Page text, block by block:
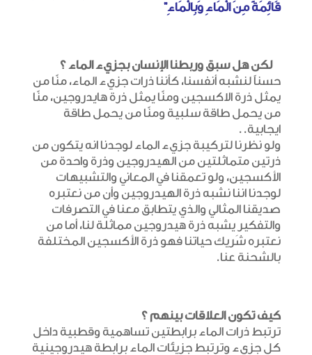
قَائِمَةً مِنَ الْمَاءِ وَبِالْمَاءِ”
لكن هل سبق وربطنا الإنسانبجزيءالماء ؟
حسناً لنشبه أنفسنا، كأننا ذرات جزيء الماء، منّا من
يمثل ذرة الاكسجين ومنّا يمثل ذرة هايدروجين، منّا
من يحمل طاقة سلبية ومنّا من يحمل طاقة
ايجابية..
ولو نظرنا لتركيبة جزيء الماء لوجدنا انه يتكون من
ذرتين متماثلتين من الهيدروجين وذرة واحدة من
الأكسجين، ولو تعمقنا في المعاني والتشبيهات
لوجدنا اننا نشبه ذرة الهيدروجين وأن من نعتبره
صديقنا المثالي والذي يتطابق معنا في التصرفات
والتفكير يشبه ذرة هيدروجين مماثلة لنا، أما من
نعتبره شَريك حياتنا فهو ذرة الأكسجين المختلفة
بالشحنة عنا.
كيف تكون العلاقات بينهم ؟
ترتبط ذرات الماء برابطتين تساهمية وقطبية داخل
كل جزيء وترتبط جزيئات الماء برابطة هيدروجينية